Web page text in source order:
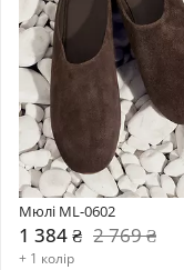
Мюлі ML-0602
1 384 ₴ 2 769 ₴
+ 1 колір